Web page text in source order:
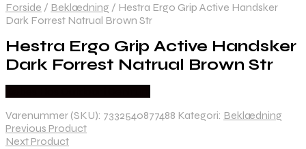
Forside / Beklædning / Hestra Ergo Grip Active Handsker
Dark Forrest Natrual Brown Str
Hestra Ergo Grip Active Handsker
Dark Forrest Natrual Brown Str
Varenummer (SKU): 7332540877488 Kategori: Beklædning
Previous Product
Next Product